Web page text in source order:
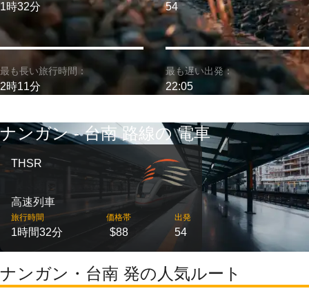
1時32分
最も長い旅行時間：
2時11分
54
最も遅い出発：
22:05
ナンガン - 台南 路線の 電車
THSR
高速列車
旅行時間
1時間32分
価格帯
$88
出発
54
ナンガン・台南 発の人気ルート